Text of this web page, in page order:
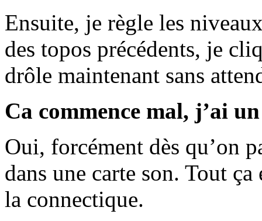
Ensuite, je règle les
des topos précédents, je
drôle maintenant sans
Ca commence mal, j’ai
Oui, forcément dès qu’on
dans une carte son. Tout
la connectique.